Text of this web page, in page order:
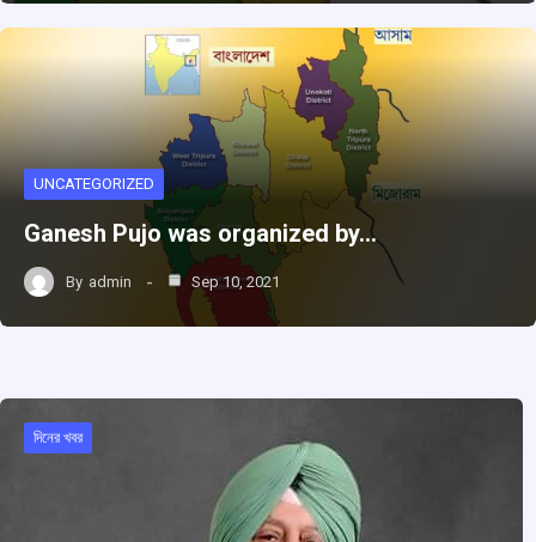
UNCATEGORIZED
Ganesh Pujo was organized by…
By admin Sep 10, 2021
দিনের খবর